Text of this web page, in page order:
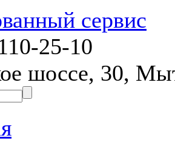
сервис
25-10
шоссе, 30,